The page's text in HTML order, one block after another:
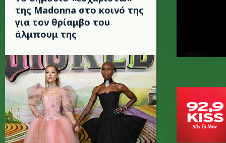
της Madonna στο κοινό της
για τον θρίαμβο του
άλμπουμ της